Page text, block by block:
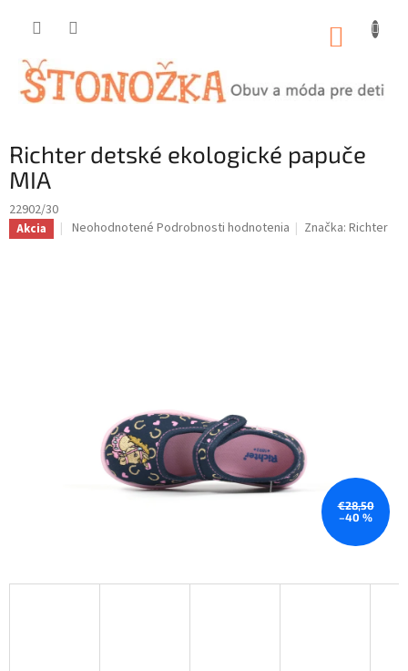
Richter detské ekologické papuče
MIA
22902/30
Akcia
Priemerné
Neohodnotené Podrobnosti hodnotenia Značka:Richter
€28,50
–40 %